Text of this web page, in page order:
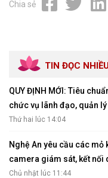
Chia sẻ
TIN ĐỌC
QUY ĐỊNH MỚI: Tiêu
chức vụ lãnh đạo, quản lý
Thứ hai lúc 14:04
Nghệ An yêu cầu các
camera giám sát, kết
Chủ nhật lúc 11:44